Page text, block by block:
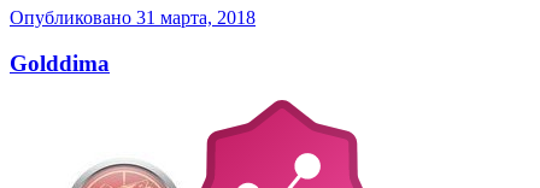
Опубликовано 31 марта, 2018
Golddima